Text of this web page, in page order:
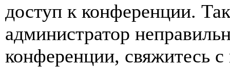
доступ к конференции.
администратор
конференции, свяжитесь